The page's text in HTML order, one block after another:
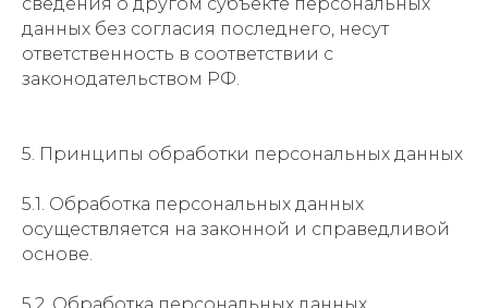
данных без согласия последнего, несут
ответственность в соответствии с
законодательством РФ.
5. Принципы обработки персональных данных
5.1. Обработка персональных данных
осуществляется на законной и справедливой
основе.